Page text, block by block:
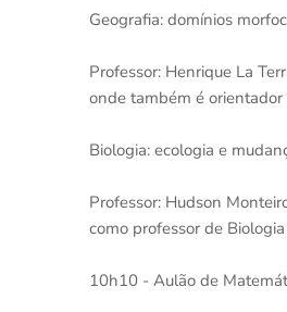
Geografia: domínios
Professor: Henrique La
onde também é
Biologia: ecologia e
Professor: Hudson
como professor de
10h10 - Aulão de